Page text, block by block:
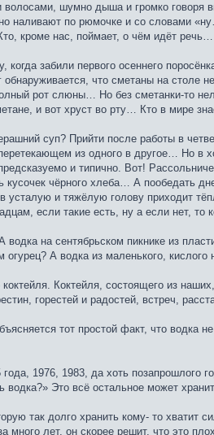
шумно дыша и громко
наливают по рюмочке и со словами
кроме нас, поймает, о чём идёт речь…
когда забили первого осеннего
что сметаны на столе
рот слюны… Но без сметанки-то
и вот хруст во рту… Кто в мире
суп? Прийти после работы в
из одного в другое… Но
и типично. Вот!
чёрного хлеба… А пообедать
и тяжёлую голову приходит
если такие есть, ну а если нет, то
водка на сентябрьском пикнике из
огурец? А водка из маленького,
Коктейля, состоящего из
горестей и радостей, встреч,
тот простой факт, что водка
1976, 1983, да хоть
водка?» Это всё остальное может
так долго хранить кому- то
много лет, он скорее решит, что это